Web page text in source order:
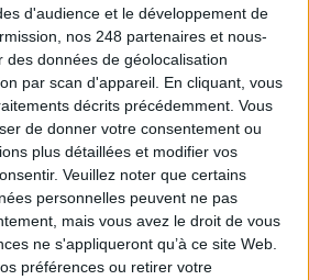
d'audience et le développement de
nos 248 partenaires et nous-
des données de géolocalisation
par scan d'appareil. En cliquant, vous
décrits précédemment. Vous
de donner votre consentement ou
plus détaillées et modifier vos
Veuillez noter que certains
personnelles peuvent ne pas
mais vous avez le droit de vous
ne s'appliqueront qu’à ce site Web.
préférences ou retirer votre
d’usage et retours d’expérience
et électronique : enjeux, méthodes et
profit de l’intelligence des